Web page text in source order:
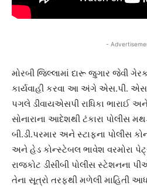
-
મોરબી જિલ્લામાં દારૂ જુગાર જેવી
કાર્યવાહી કરવા આ અંગે એસ.પી.
પગલે ડીવાયએસપી રાધિકા ભારાઈ
સોનારાના આદેશથી ટંકારા પોલીસ
બી.ડી.પરમાર અને સ્ટાફના પોલીસ
અને હેડ કોન્સ્ટેબલ ભાવેશ વરમોરા
રાજકોટ ડીસીબી પોલીસ સ્ટેશનના
તેના સૂત્રો તરફથી મળેલી માહિતી